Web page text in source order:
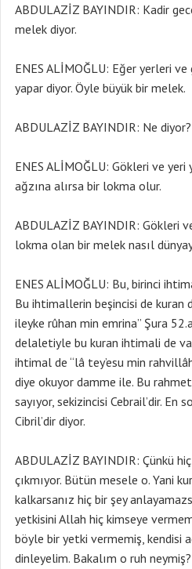
ABDULAZİZ BAYINDIR: Kadir
melek diyor.
ENES ALİMOĞLU: Eğer yerleri
yapar diyor. Öyle büyük bir melek.
ABDULAZİZ BAYINDIR: Ne diyor?
ENES ALİMOĞLU: Gökleri ve
ağzına alırsa bir lokma olur.
ABDULAZİZ BAYINDIR: Gökleri
lokma olan bir melek nasıl
ENES ALİMOĞLU: Bu, birinci
Bu ihtimallerin beşincisi de kuran
ileyke rûhan min emrina” Şura
delaletiyle bu kuran ihtimali de
ihtimal de “lâ tey’esu min
diye okuyor damme ile. Bu
sayıyor, sekizincisi Cebrail’dir. En
Cibril’dir diyor.
ABDULAZİZ BAYINDIR: Çünkü
çıkmıyor. Bütün mesele o. Yani
kalkarsanız hiç bir şey
yetkisini Allah hiç kimseye
böyle bir yetki vermemiş, kendisi
dinleyelim. Bakalım o ruh